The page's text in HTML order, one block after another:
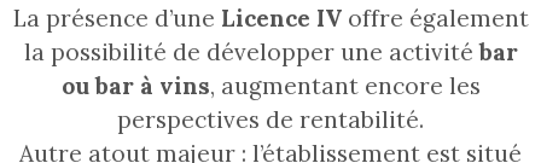
La présence d’une Licence IVoffre également
la possibilité de développer une activitébar
ou bar à vins, augmentant encore les
perspectives de rentabilité.
Autre atout majeur : l’établissement est situé